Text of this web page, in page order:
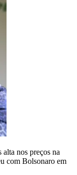
nos preços na
com Bolsonaro em